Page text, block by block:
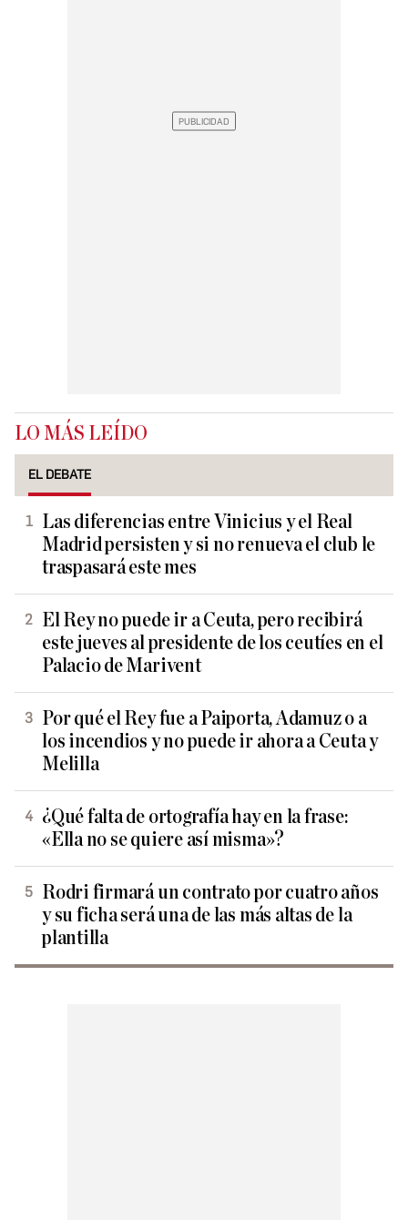
LO MÁS LEÍDO
EL DEBATE
Las diferencias entre Vinicius y el Real
Madrid persisten y si no renueva el club le
traspasará este mes
El Rey no puede ir a Ceuta, pero recibirá
este jueves al presidente de los ceutíes en el
Palacio de Marivent
Por qué el Rey fue a Paiporta, Adamuz o a
los incendios y no puede ir ahora a Ceuta y
Melilla
¿Qué falta de ortografía hay en la frase:
«Ella no se quiere así misma»?
Rodri firmará un contrato por cuatro años
y su ficha será una de las más altas de la
plantilla